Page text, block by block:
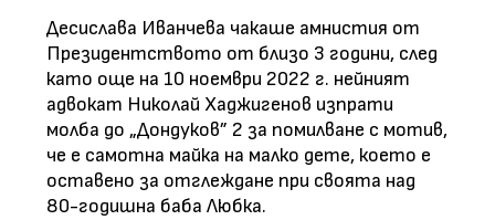
Десислава Иванчева чакаше амнистия от
Президентството от близо 3 години, след
като още на 10 ноември 2022 г. нейният
адвокат Николай Хаджигенов изпрати
молба до „Дондуков” 2 за помилване с мотив,
че е самотна майка на малко дете, което е
оставено за отглеждане при своята над
80-годишна баба Любка.